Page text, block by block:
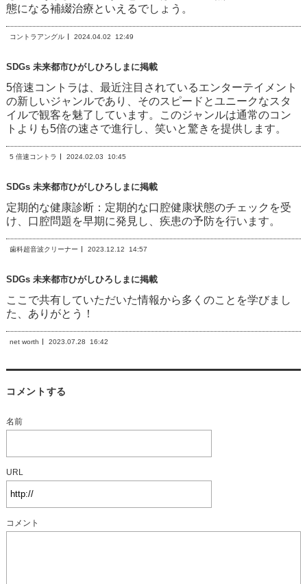
態になる補綴治療といえるでしょう。
コントラアングル 2024.04.02 12:49
SDGs 未来都市ひがしひろしまに掲載
5倍速コントラは、最近注目されているエンターテイメント
の新しいジャンルであり、そのスピードとユニークなスタ
イルで観客を魅了しています。このジャンルは通常のコン
トよりも5倍の速さで進行し、笑いと驚きを提供します。
5 倍速コントラ 2024.02.03 10:45
SDGs 未来都市ひがしひろしまに掲載
定期的な健康診断：定期的な口腔健康状態のチェックを受
け、口腔問題を早期に発見し、疾患の予防を行います。
歯科超音波クリーナー 2023.12.12 14:57
SDGs 未来都市ひがしひろしまに掲載
ここで共有していただいた情報から多くのことを学びまし
た、ありがとう！
net worth 2023.07.28 16:42
コメントする
名前
URL
コメント